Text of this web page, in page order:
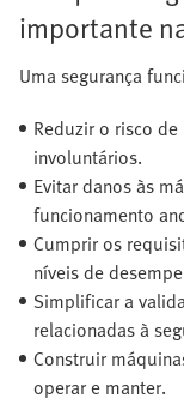
importante
Uma segurança
Reduzir o risco
involuntários.
Evitar danos às
funcionamento
Cumprir os
níveis de
Simplificar a
relacionadas à
Construir
operar e manter.